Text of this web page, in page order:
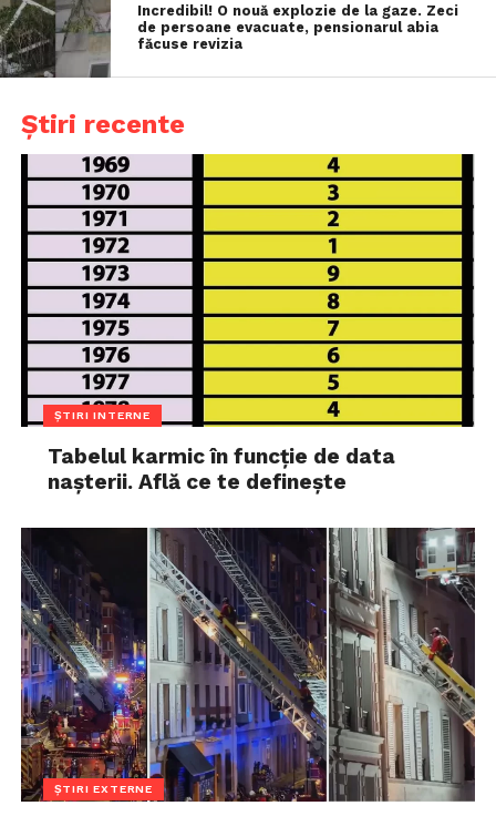
Incredibil! O nouă explozie de la gaze. Zeci
de persoane evacuate, pensionarul abia
făcuse revizia
Știri recente
ȘTIRI INTERNE
Tabelul karmic în funcție de data
nașterii. Află ce te definește
ȘTIRI EXTERNE